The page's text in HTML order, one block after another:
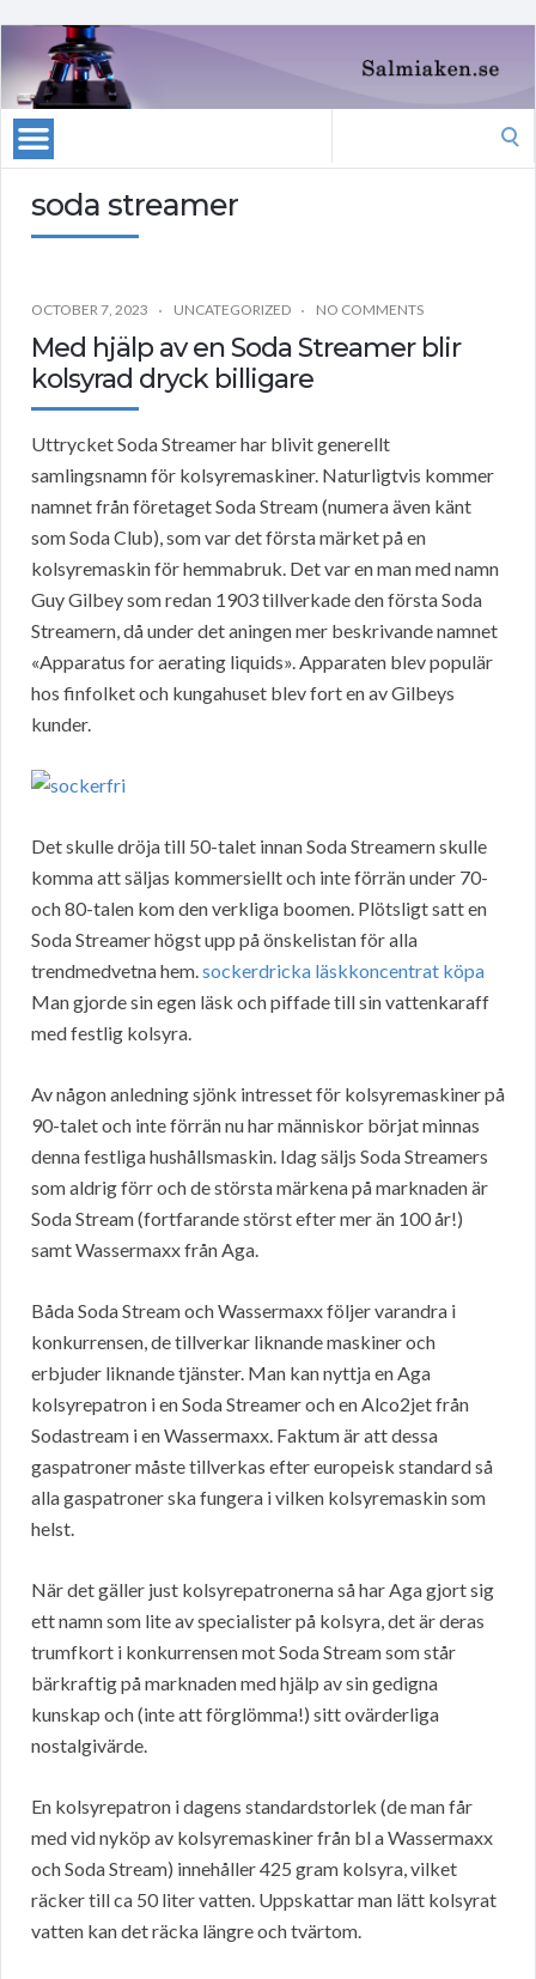
soda streamer
OCTOBER 7, 2023 UNCATEGORIZED NO COMMENTS
Med hjälp av en Soda Streamer blir
kolsyrad dryck billigare
Uttrycket Soda Streamer har blivit generellt
samlingsnamn för kolsyremaskiner. Naturligtvis kommer
namnet från företaget Soda Stream (numera även känt
som Soda Club), som var det första märket på en
kolsyremaskin för hemmabruk. Det var en man med namn
Guy Gilbey som redan 1903 tillverkade den första Soda
Streamern, då under det aningen mer beskrivande namnet
«Apparatus for aerating liquids». Apparaten blev populär
hos finfolket och kungahuset blev fort en av Gilbeys
kunder.
Det skulle dröja till 50-talet innan Soda Streamern skulle
komma att säljas kommersiellt och inte förrän under 70-
och 80-talen kom den verkliga boomen. Plötsligt satt en
Soda Streamer högst upp på önskelistan för alla
trendmedvetna hem.sockerdricka läskkoncentrat köpa
Man gjorde sin egen läsk och piffade till sin vattenkaraff
med festlig kolsyra.
Av någon anledning sjönk intresset för kolsyremaskiner på
90-talet och inte förrän nu har människor börjat minnas
denna festliga hushållsmaskin. Idag säljs Soda Streamers
som aldrig förr och de största märkena på marknaden är
Soda Stream (fortfarande störst efter mer än 100 år!)
samt Wassermaxx från Aga.
Båda Soda Stream och Wassermaxx följer varandra i
konkurrensen, de tillverkar liknande maskiner och
erbjuder liknande tjänster. Man kan nyttja en Aga
kolsyrepatron i en Soda Streamer och en Alco2jet från
Sodastream i en Wassermaxx. Faktum är att dessa
gaspatroner måste tillverkas efter europeisk standard så
alla gaspatroner ska fungera i vilken kolsyremaskin som
helst.
När det gäller just kolsyrepatronerna så har Aga gjort sig
ett namn som lite av specialister på kolsyra, det är deras
trumfkort i konkurrensen mot Soda Stream som står
bärkraftig på marknaden med hjälp av sin gedigna
kunskap och (inte att förglömma!) sitt ovärderliga
nostalgivärde.
En kolsyrepatron i dagens standardstorlek (de man får
med vid nyköp av kolsyremaskiner från bl a Wassermaxx
och Soda Stream) innehåller 425 gram kolsyra, vilket
räcker till ca 50 liter vatten. Uppskattar man lätt kolsyrat
vatten kan det räcka längre och tvärtom.